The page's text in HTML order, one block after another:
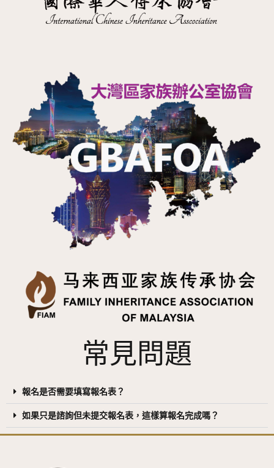
常見問題
報名是否需要填寫報名表？
如果只是諮詢但未提交報名表，這樣算報名完成嗎？